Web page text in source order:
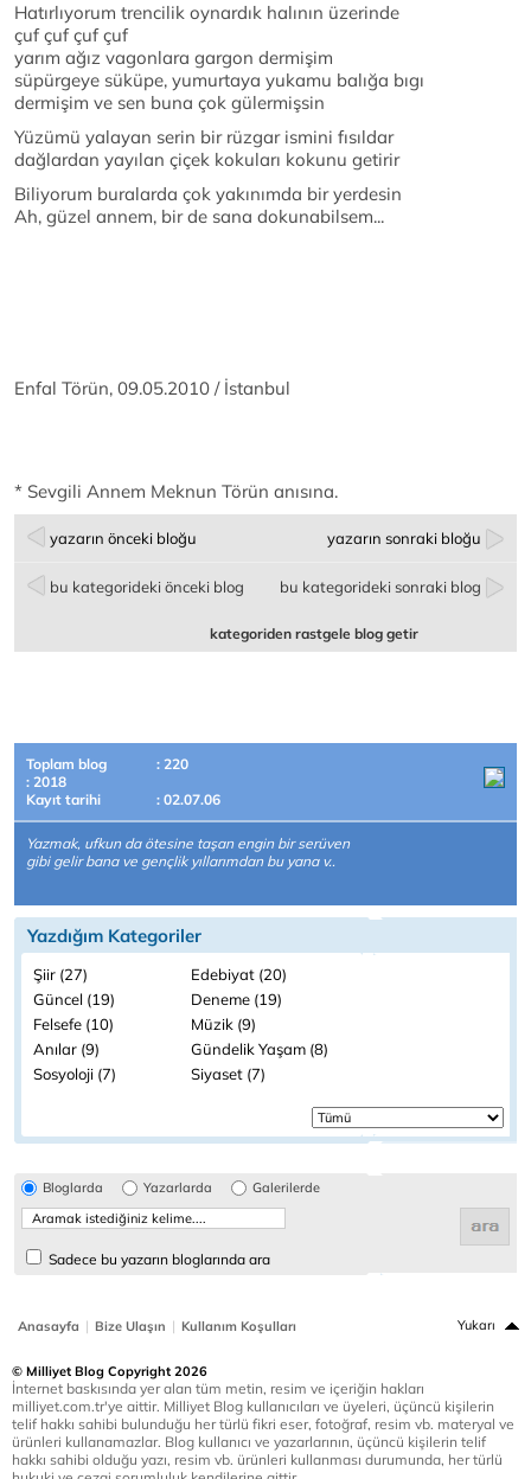
Hatırlıyorum trencilik oynardık halının üzerinde
çuf çuf çuf çuf
yarım ağız vagonlara gargon dermişim
süpürgeye süküpe, yumurtaya yukamu balığa bıgı
dermişim ve sen buna çok gülermişsin
Yüzümü yalayan serin bir rüzgar ismini fısıldar
dağlardan yayılan çiçek kokuları kokunu getirir
Biliyorum buralarda çok yakınımda bir yerdesin
Ah, güzel annem, bir de sana dokunabilsem...
Enfal Törün, 09.05.2010 / İstanbul
* Sevgili Annem Meknun Törün anısına.
yazarın önceki bloğu yazarın sonraki bloğu
bu kategorideki önceki blog bu kategorideki sonraki blog
kategoriden rastgele blog getir
Toplam blog
: 220
: 2018
Kayıt tarihi
: 02.07.06
Yazmak, ufkun da ötesine taşan engin bir serüven
gibi gelir bana ve gençlik yıllarımdan bu yana v..
Yazdığım Kategoriler
Şiir (27)
Edebiyat (20)
Güncel (19)
Deneme (19)
Felsefe (10)
Müzik (9)
Anılar (9)
Gündelik Yaşam (8)
Sosyoloji (7)
Siyaset (7)
Bloglarda Yazarlarda Galerilerde
Sadece bu yazarın bloglarında ara
Anasayfa | Bize Ulaşın | Kullanım Koşulları Yukarı
© Milliyet Blog Copyright 2026
İnternet baskısında yer alan tüm metin, resim ve içeriğin hakları
milliyet.com.tr'ye aittir. Milliyet Blog kullanıcıları ve üyeleri, üçüncü kişilerin
telif hakkı sahibi bulunduğu her türlü fikri eser, fotoğraf, resim vb. materyal ve
ürünleri kullanamazlar. Blog kullanıcı ve yazarlarının, üçüncü kişilerin telif
hakkı sahibi olduğu yazı, resim vb. ürünleri kullanması durumunda, her türlü